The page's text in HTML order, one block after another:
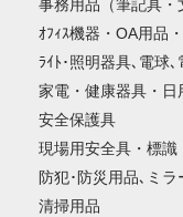
事務用品（筆記具・
ｵﾌｨｽ機器・OA用品
ﾗｲﾄ･照明器具､電球､
家電・健康器具・日
安全保護具
現場用安全具・標識
防犯･防災用品､ミラ
清掃用品